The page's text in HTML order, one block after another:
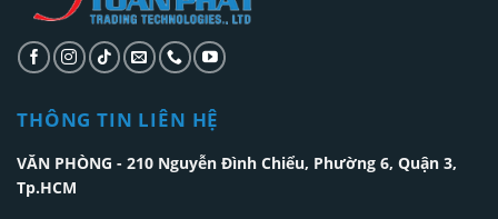
THÔNG TIN LIÊN HỆ
VĂN PHÒNG - 210 Nguyễn Đình Chiểu, Phường 6, Quận 3,
Tp.HCM